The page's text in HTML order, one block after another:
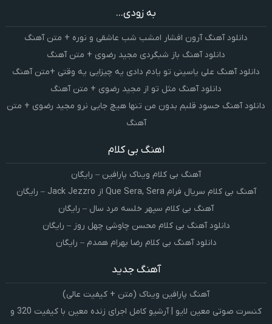
به زودی...
دانلود آهنگ آرون افشار امشب شب عاشقی و نوره + متن آهنگ
دانلود آهنگ باز شبگردی مجید رضوی + متن آهنگ
دانلود آهنگ علی یاسینی تو یادم دادی یه چیزایی یه وقتی +متن آهنگ
دانلود آهنگ مثل تو از مجید رضوی + متن آهنگ
دانلود آهنگ حسود قلبم بدون من تنها هیچ جایی نرو مجید رضوی + متن
آهنگ
اهنگ بی کلام
آهنگ بی کلام ویناک پارافین – رایگان
آهنگ بی کلام سریال فرام Que Sera, Sera از Jack Jezzro – رایگان
آهنگ بی کلام سپهر خلسه مرد سال – رایگان
دانلود آهنگ بی کلام محسن چاوشی چهل روز – رایگان
دانلود آهنگ بی کلام رضا بهرام همدم – رایگان
آهنگ جدید
آهنگ پارافین ویناک (متن + کیفیت عالی)
کنسرت صوتی معین لایو | آرشیو کامل اجرای زنده معین با کیفیت 320 و